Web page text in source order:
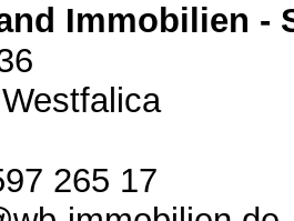
Immobilien -
265 17